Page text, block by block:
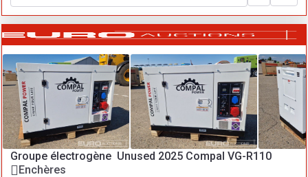
Groupe électrogène Unused 2025 Compal VG-R110
Enchères